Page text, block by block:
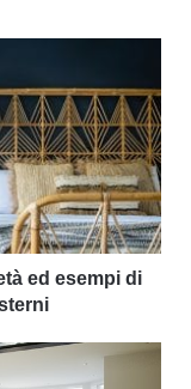
ed esempi di